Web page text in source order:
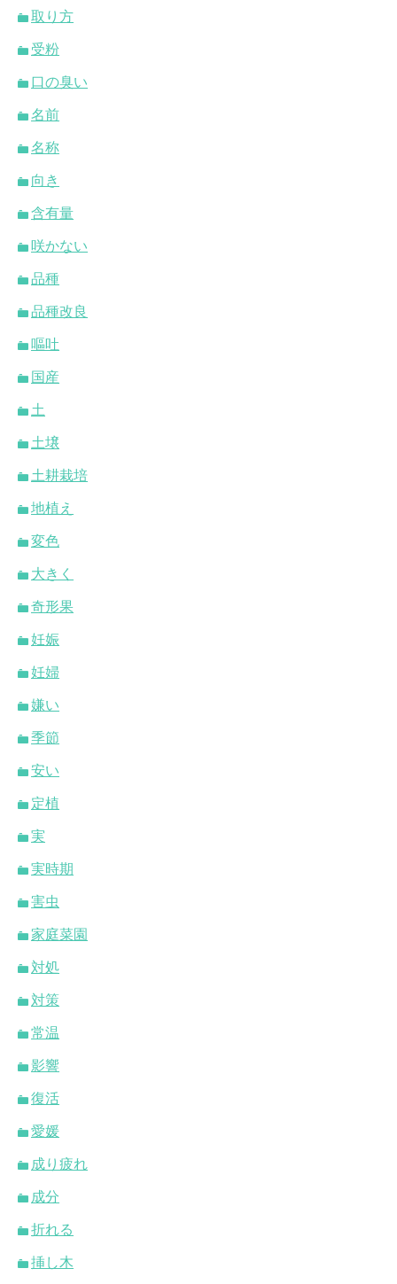
取り方
受粉
口の臭い
名前
名称
向き
含有量
咲かない
品種
品種改良
嘔吐
国産
土
土壌
土耕栽培
地植え
変色
大きく
奇形果
妊娠
妊婦
嫌い
季節
安い
定植
実
実時期
害虫
家庭菜園
対処
対策
常温
影響
復活
愛媛
成り疲れ
成分
折れる
挿し木